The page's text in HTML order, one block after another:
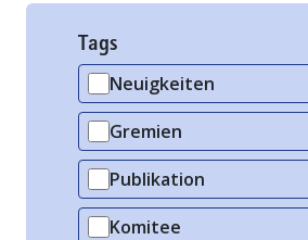
Tags
Neuigkeiten
Gremien
Publikation
Komitee
Komitee